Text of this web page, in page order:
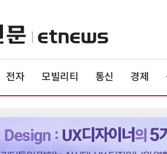
전자 모빌리티 통신 경제